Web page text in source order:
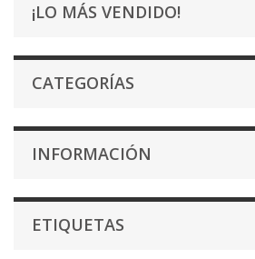
¡LO MÁS VENDIDO!
CATEGORÍAS
INFORMACIÓN
ETIQUETAS